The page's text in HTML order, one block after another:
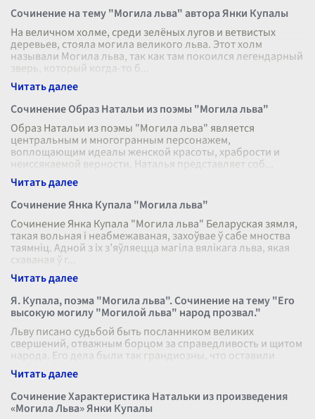
Сочинение на тему "Могила льва" автора Янки Купалы
На величном холме, среди зелёных лугов и ветвистых
деревьев, стояла могила великого льва. Этот холм
называли Могила льва, так как там покоился легендарный
зверь, который когда-то б
Сочинение Образ Натальи из поэмы "Могила льва"
Образ Натальи из поэмы "Могила льва" является
центральным и многогранным персонажем,
воплощающим идеалы женской красоты, храбрости и
неиссякаемой верности. Наталья представляет соб
Сочинение Янка Купала "Могила льва"
Сочинение Янка Купала "Могила льва" Беларуская зямля,
такая вольная і неабмежаваная, захоўвае ў сабе мноства
таямніц. Адной з іх з’яўляецца магіла вялікага льва, якая
схаваная ў г...
Я. Купала, поэма "Могила льва". Сочинение на тему "Его
высокую могилу "Могилой льва" народ прозвал."
Льву писано судьбой быть посланником великих
свершений, отважным борцом за справедливость и щитом
народа. Его дела были так грандиозны, что оставили
глубокий след в сердцах всех, к
Сочинение Характеристика Натальки из произведения
«Могила Льва» Янки Купалы